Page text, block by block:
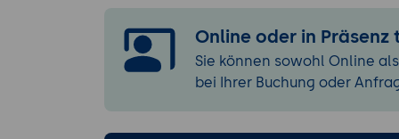
Design-
Praktiken
Online oder in Präsenz
Sie können sowohl Online
bei Ihrer Buchung oder